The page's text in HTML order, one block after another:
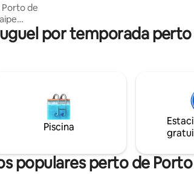
de
rio com o
Pontal.
Natureza
por temporada
Piscina
populares perto de Porto